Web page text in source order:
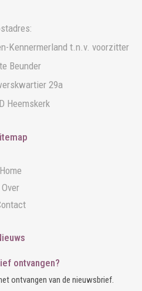
Kennermerland t.n.v. voorzitter
Beunder
29a
Heemskerk
Home
Over
ontvangen?
ontvangen van de nieuwsbrief.